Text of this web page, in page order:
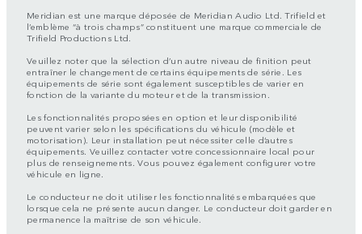
Meridian est une marque déposée de Meridian Audio Ltd. Trifield et
l’emblème “à trois champs” constituent une marque commerciale de
Trifield Productions Ltd.
Veuillez noter que la sélection d’un autre niveau de finition peut
entraîner le changement de certains équipements de série. Les
équipements de série sont également susceptibles de varier en
fonction de la variante du moteur et de la transmission.
Les fonctionnalités proposées en option et leur disponibilité
peuvent varier selon les spécifications du véhicule (modèle et
motorisation). Leur installation peut nécessiter celle d’autres
équipements. Veuillez contacter votre concessionnaire local pour
plus de renseignements. Vous pouvez également configurer votre
véhicule en ligne.
Le conducteur ne doit utiliser les fonctionnalités embarquées que
lorsque cela ne présente aucun danger. Le conducteur doit garder en
permanence la maîtrise de son véhicule.